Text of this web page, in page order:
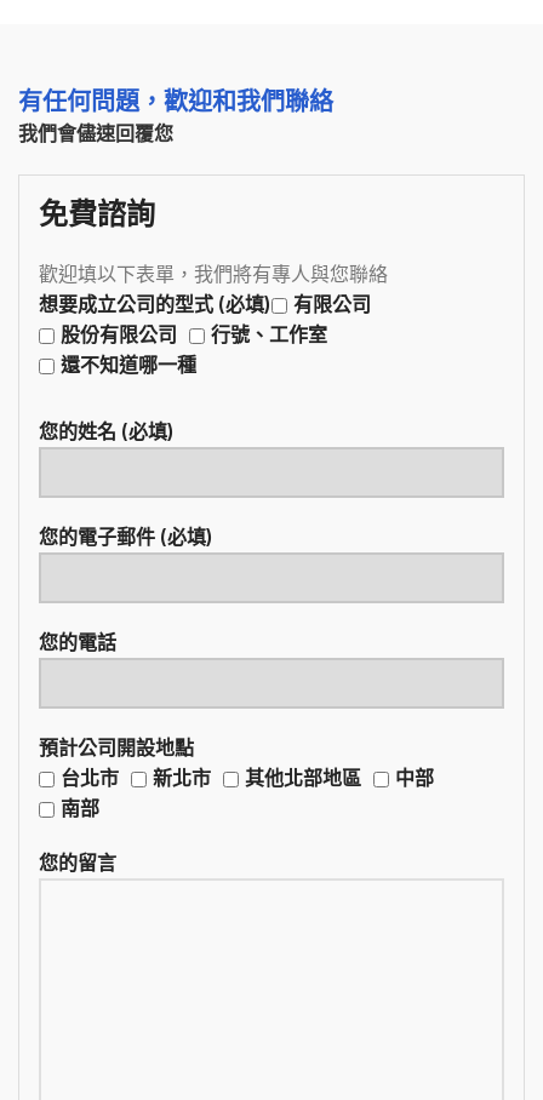
有任何問題，歡迎和我們聯絡
我們會儘速回覆您
免費諮詢
歡迎填以下表單，我們將有專人與您聯絡
想要成立公司的型式 (必填)
有限公司
股份有限公司
行號、工作室
還不知道哪一種
您的姓名 (必填)
您的電子郵件 (必填)
您的電話
預計公司開設地點
台北市
新北市 其他北部地區
中部
南部
您的留言